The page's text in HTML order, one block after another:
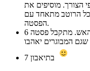
הצורך. מוסיפים את
הרוטב מתאחד עם
הפסטה.
6
7